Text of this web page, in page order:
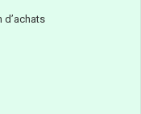
d’achats